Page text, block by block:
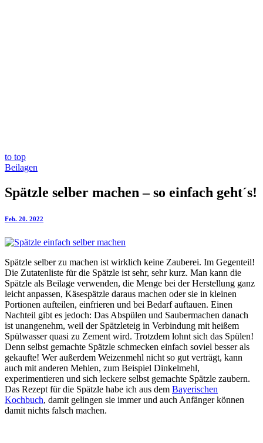
to top
Beilagen
Spätzle selber machen – so einfach geht´s!
Feb. 20. 2022
Spätzle selber zu machen ist wirklich keine Zauberei. Im Gegenteil!
Die Zutatenliste für die Spätzle ist sehr, sehr kurz. Man kann die
Spätzle als Beilage verwenden, die Menge bei der Herstellung ganz
leicht anpassen, Käsespätzle daraus machen oder sie in kleinen
Portionen aufteilen, einfrieren und bei Bedarf auftauen. Einen
Nachteil gibt es jedoch: Das Abspülen und Saubermachen danach
ist unangenehm, weil der Spätzleteig in Verbindung mit heißem
Spülwasser quasi zu Zement wird. Trotzdem lohnt sich das Spülen!
Denn selbst gemachte Spätzle schmecken einfach soviel besser als
gekaufte! Wer außerdem Weizenmehl nicht so gut verträgt, kann
auch mit anderen Mehlen, zum Beispiel Dinkelmehl,
experimentieren und sich leckere selbst gemachte Spätzle zaubern.
Das Rezept für die Spätzle habe ich aus dem Bayerischen
Kochbuch, damit gelingen sie immer und auch Anfänger können
damit nichts falsch machen.